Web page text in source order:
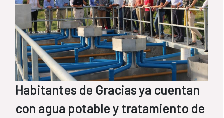
Habitantes de Gracias ya cuentan
con agua potable y tratamiento de